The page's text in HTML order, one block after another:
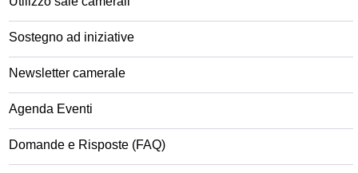
Sostegno ad iniziative
Newsletter camerale
Agenda Eventi
Domande e Risposte (FAQ)